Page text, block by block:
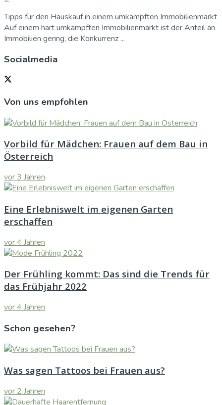
Tipps für den Hauskauf in einem umkämpften Immobilienmarkt
Auf einem hart umkämpften Immobilienmarkt ist der Anteil an
Immobilien gering, die Konkurrenz ...
Socialmedia
Von uns empfohlen
Vorbild für Mädchen: Frauen auf dem Bau in
Österreich
vor 3 Jahren
Eine Erlebniswelt im eigenen Garten
erschaffen
vor 4 Jahren
Der Frühling kommt: Das sind die Trends für
das Frühjahr 2022
vor 4 Jahren
Schon gesehen?
Was sagen Tattoos bei Frauen aus?
vor 2 Jahren